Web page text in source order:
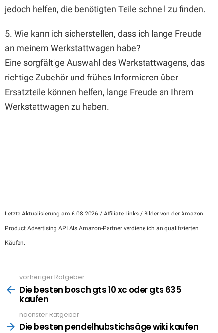
jedoch helfen, die benötigten Teile schnell zu finden.
5. Wie kann ich sicherstellen, dass ich lange Freude
an meinem Werkstattwagen habe?
Eine sorgfältige Auswahl des Werkstattwagens, das
richtige Zubehör und frühes Informieren über
Ersatzteile können helfen, lange Freude an Ihrem
Werkstattwagen zu haben.
Letzte Aktualisierung am 6.08.2026 / Affiliate Links / Bilder von der Amazon
Product Advertising API Als Amazon-Partner verdiene ich an qualifizierten
Käufen.
more
vorheriger Ratgeber
Die besten bosch gts 10 xc oder gts 635
kaufen
nächster Ratgeber
Die besten pendelhubstichsäge wiki kaufen